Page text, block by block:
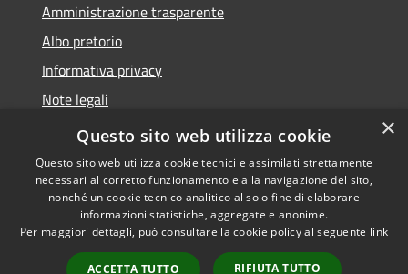
Amministrazione trasparente
Albo pretorio
Informativa privacy
Note legali
Dichiarazione di accessibilità
Accessibilità
Copyright © 2026 • Comune di
Castellana Grotte • Powered
byMunicipium Accesso
×
Questo sito web utilizza cookie
Questo sito web utilizza cookie tecnici e assimilati strettamente
necessari al corretto funzionamento e alla navigazione del sito,
nonché un cookie tecnico analitico al solo fine di elaborare
informazioni statistiche, aggregate e anonime.
Per maggiori dettagli, può consultare la cookie policy al seguente link
ACCETTA TUTTO RIFIUTA TUTTO